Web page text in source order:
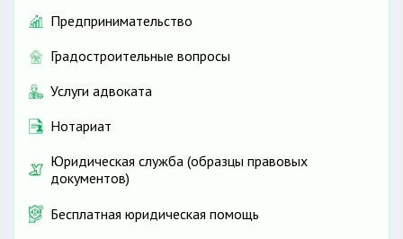
Предпринимательство
Градостроительные вопросы
Услуги адвоката
Нотариат
Юридическая служба (образцы правовых
документов)
Бесплатная юридическая помощь